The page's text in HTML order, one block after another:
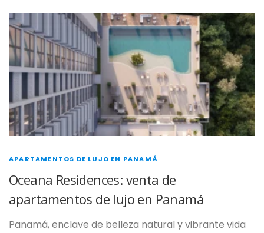
APARTAMENTOS DE LUJO EN PANAMÁ
Oceana Residences: venta de
apartamentos de lujo en Panamá
Panamá, enclave de belleza natural y vibrante vida